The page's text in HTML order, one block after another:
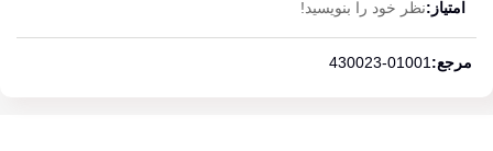
امتیاز:نظر خود را بنویسید!
مرجع: 430023-01001